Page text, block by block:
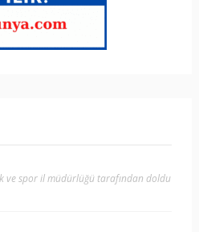
ve spor i̇l müdürlüğü tarafından doldu